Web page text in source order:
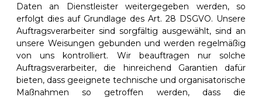
Daten an Dienstleister weitergegeben werden, so
erfolgt dies auf Grundlage des Art. 28 DSGVO. Unsere
Auftragsverarbeiter sind sorgfältig ausgewählt, sind an
unsere Weisungen gebunden und werden regelmäßig
von uns kontrolliert. Wir beauftragen nur solche
Auftragsverarbeiter, die hinreichend Garantien dafür
bieten, dass geeignete technische und organisatorische
Maßnahmen so getroffen werden, dass die